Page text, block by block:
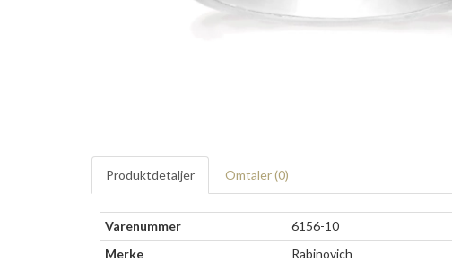
Produktdetaljer Omtaler (0)
Varenummer
6156-10
Merke
Rabinovich